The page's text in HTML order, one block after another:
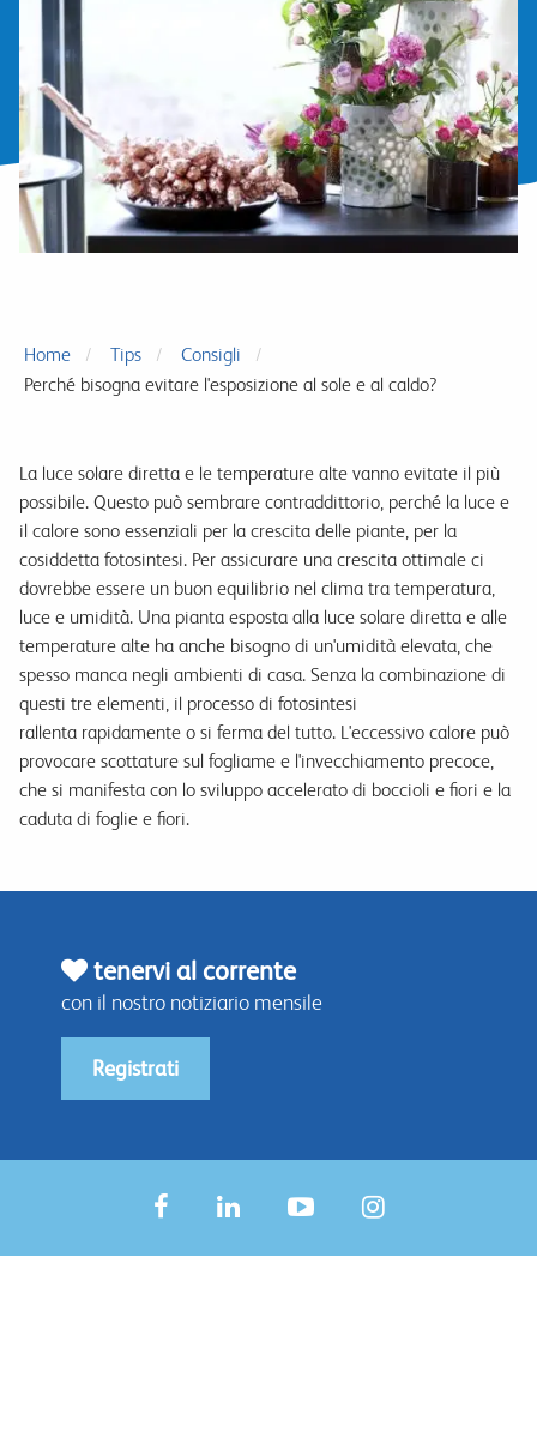
Home Tips
Consigli
Perché bisogna evitare l'esposizione al sole e al caldo?
La luce solare diretta e le temperature alte vanno evitate il più
possibile. Questo può sembrare contraddittorio, perché la luce e
il calore sono essenziali per la crescita delle piante, per la
cosiddetta fotosintesi. Per assicurare una crescita ottimale ci
dovrebbe essere un buon equilibrio nel clima tra temperatura,
luce e umidità. Una pianta esposta alla luce solare diretta e alle
temperature alte ha anche bisogno di un'umidità elevata, che
spesso manca negli ambienti di casa. Senza la combinazione di
questi tre elementi, il processo di fotosintesi
rallenta rapidamente o si ferma del tutto. L'eccessivo calore può
provocare scottature sul fogliame e l'invecchiamento precoce,
che si manifesta con lo sviluppo accelerato di boccioli e fiori e la
caduta di foglie e fiori.
tenervi al corrente
con il nostro notiziario mensile
Registrati